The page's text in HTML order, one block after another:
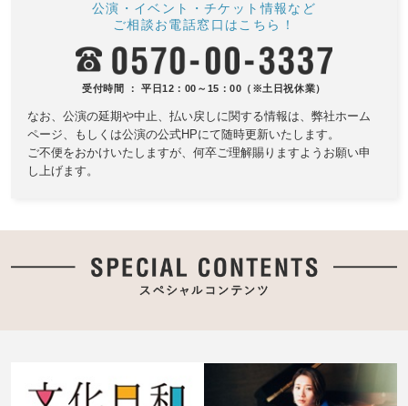
公演・イベント・チケット情報など
ご相談お電話窓口はこちら！
受付時間 ： 平日12：00～15：00（※土日祝休業）
なお、公演の延期や中止、払い戻しに関する情報は、 弊社ホーム
ページ、もしくは公演の公式HPにて随時更新いたします。
ご不便をおかけいたしますが、何卒ご理解賜りますようお願い申
し上げます。